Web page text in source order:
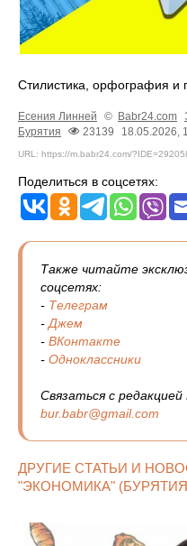
Стилистика, орфография и
Есения Линней © Babr24.com
Бурятия
23139 18.05.2026,
URL: https://m.babr24.com/
Поделиться в соцсетях:
Также читайте
соцсетях:
- Телеграм
-Джем
- ВКонтакте
- Одноклассники
Связаться с
bur.babr@gmail.com
ДРУГИЕ СТАТЬИ И
"ЭКОНОМИКА"